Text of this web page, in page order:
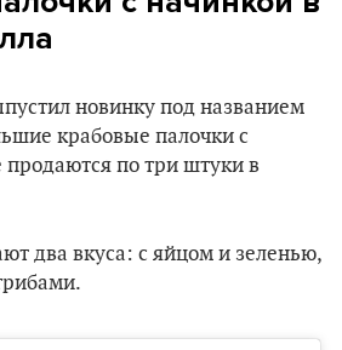
новинку под названием
крабовые палочки с
по три штуки в
два вкуса: с яйцом и зеленью,